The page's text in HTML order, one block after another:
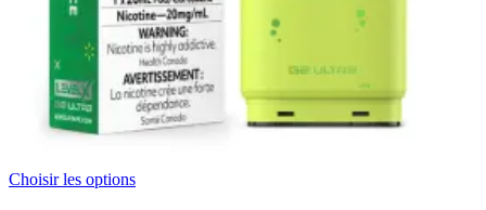
Choisir les options